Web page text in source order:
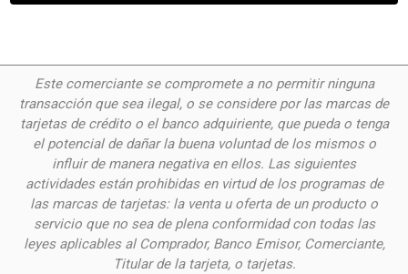
Este comerciante se compromete a no permitir ninguna
transacción que sea ilegal, o se considere por las marcas de
tarjetas de crédito o el banco adquiriente, que pueda o tenga
el potencial de dañar la buena voluntad de los mismos o
influir de manera negativa en ellos. Las siguientes
actividades están prohibidas en virtud de los programas de
las marcas de tarjetas: la venta u oferta de un producto o
servicio que no sea de plena conformidad con todas las
leyes aplicables al Comprador, Banco Emisor, Comerciante,
Titular de la tarjeta, o tarjetas.